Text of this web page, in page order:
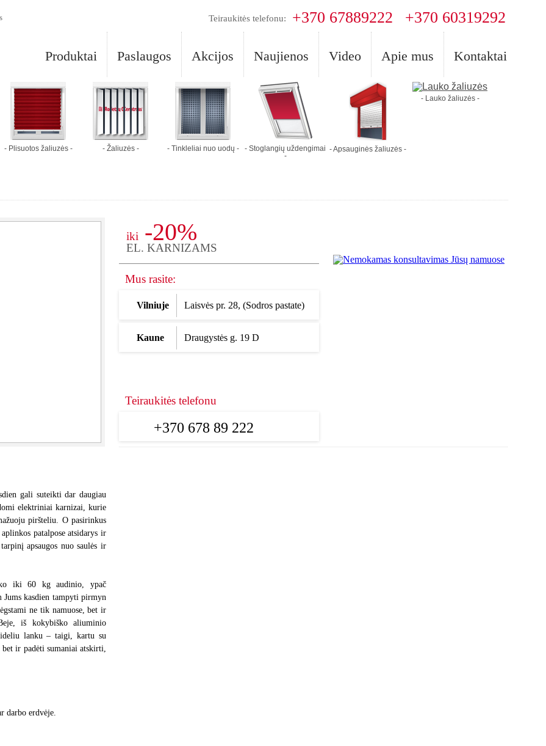
Teiraukitės telefonu: +370 67889222 +370 60319292
Produktai Paslaugos Akcijos Naujienos Video Apie mus Kontaktai
- Plisuotos žaliuzės - - Žaliuzės - - Tinkleliai nuo uodų -
- Stoglangių uždengimai
-
- Apsauginės žaliuzės -
- Lauko žaliuzės -
gali suteikti dar daugiau
elektriniai karnizai, kurie
piršteliu. O pasirinkus
patalpose atsidarys ir
apsaugos nuo saulės ir
iki 60 kg audinio, ypač
Jums kasdien tampyti pirmyn
ne tik namuose, bet ir
iš kokybiško aliuminio
lanku – taigi, kartu su
ir padėti sumaniai atskirti,
darbo erdvėje.
iki -20%
EL. KARNIZAMS
Mus rasite:
Vilniuje Laisvės pr. 28, (Sodros pastate)
Kaune Draugystės g. 19 D
Teiraukitės telefonu
+370 678 89 222